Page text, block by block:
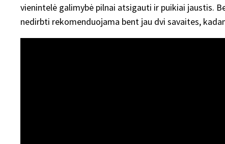
vienintelė galimybė pilnai atsigauti ir puikiai jaustis.
nedirbti rekomenduojama bent jau dvi savaites,